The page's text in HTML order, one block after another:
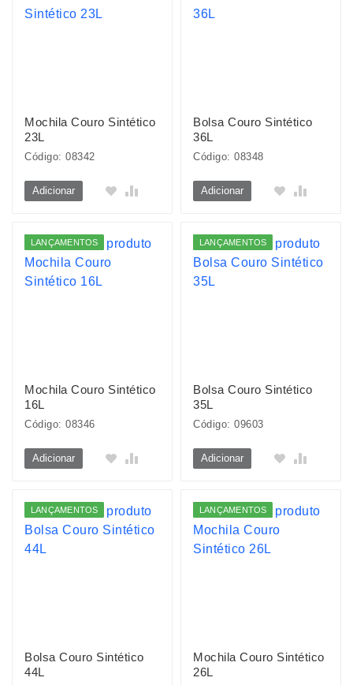
Mochila Couro Sintético
23L
Código: 08342
Adicionar
Bolsa Couro Sintético
36L
Código: 08348
Adicionar
LANÇAMENTOS
Mochila Couro Sintético
16L
Código: 08346
Adicionar
LANÇAMENTOS
Bolsa Couro Sintético
35L
Código: 09603
Adicionar
LANÇAMENTOS
Bolsa Couro Sintético
44L
LANÇAMENTOS
Mochila Couro Sintético
26L